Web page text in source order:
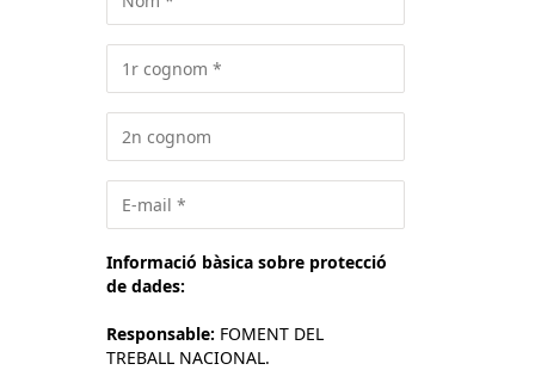
Informació bàsica sobre protecció
de dades:
Responsable: FOMENT DEL
TREBALL NACIONAL.